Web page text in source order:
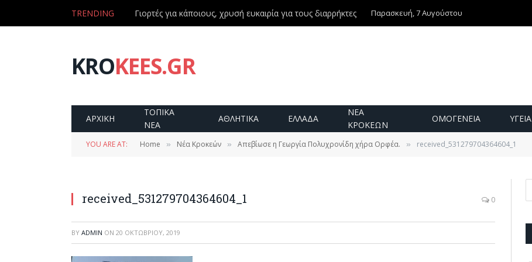
TRENDING Γιορτές για κάποιους, χρυσή ευκαιρία για τους διαρρήκτες Παρασκευή, 7 Αυγούστου
KROKEES.GR
ΑΡΧΙΚΗ
ΤΟΠΙΚΑ
ΝΕΑ
ΑΘΛΗΤΙΚΑ ΕΛΛΑΔΑ
ΝΕΑ
ΚΡΟΚΕΩΝ
ΟΜΟΓΕΝΕΙΑ ΥΓΕΙΑ
YOU ARE AT: Home » Νέα Κροκεών » Απεβίωσε η Γεωργία Πολυχρονίδη χήρα Ορφέα. » received_531279704364604_1
received_531279704364604_1 0
BY ADMIN ON 20 ΟΚΤΩΒΡΊΟΥ, 2019